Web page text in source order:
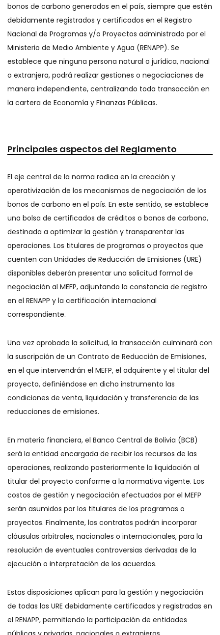
bonos de carbono generados en el país, siempre que estén
debidamente registrados y certificados en el Registro
Nacional de Programas y/o Proyectos administrado por el
Ministerio de Medio Ambiente y Agua (RENAPP). Se
establece que ninguna persona natural o jurídica, nacional
o extranjera, podrá realizar gestiones o negociaciones de
manera independiente, centralizando toda transacción en
la cartera de Economía y Finanzas Públicas.
Principales aspectos del Reglamento
El eje central de la norma radica en la creación y
operativización de los mecanismos de negociación de los
bonos de carbono en el país. En este sentido, se establece
una bolsa de certificados de créditos o bonos de carbono,
destinada a optimizar la gestión y transparentar las
operaciones. Los titulares de programas o proyectos que
cuenten con Unidades de Reducción de Emisiones (URE)
disponibles deberán presentar una solicitud formal de
negociación al MEFP, adjuntando la constancia de registro
en el RENAPP y la certificación internacional
correspondiente.
Una vez aprobada la solicitud, la transacción culminará con
la suscripción de un Contrato de Reducción de Emisiones,
en el que intervendrán el MEFP, el adquirente y el titular del
proyecto, definiéndose en dicho instrumento las
condiciones de venta, liquidación y transferencia de las
reducciones de emisiones.
En materia financiera, el Banco Central de Bolivia (BCB)
será la entidad encargada de recibir los recursos de las
operaciones, realizando posteriormente la liquidación al
titular del proyecto conforme a la normativa vigente. Los
costos de gestión y negociación efectuados por el MEFP
serán asumidos por los titulares de los programas o
proyectos. Finalmente, los contratos podrán incorporar
cláusulas arbitrales, nacionales o internacionales, para la
resolución de eventuales controversias derivadas de la
ejecución o interpretación de los acuerdos.
Estas disposiciones aplican para la gestión y negociación
de todas las URE debidamente certificadas y registradas en
el RENAPP, permitiendo la participación de entidades